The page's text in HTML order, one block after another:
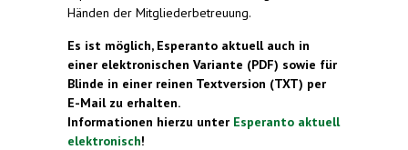
Händen der Mitgliederbetreuung.
Es ist möglich, Esperanto aktuell auch in
einer elektronischen Variante (PDF) sowie für
Blinde in einer reinen Textversion (TXT) per
E-Mail zu erhalten.
Informationen hierzu unter Esperanto aktuell
elektronisch!